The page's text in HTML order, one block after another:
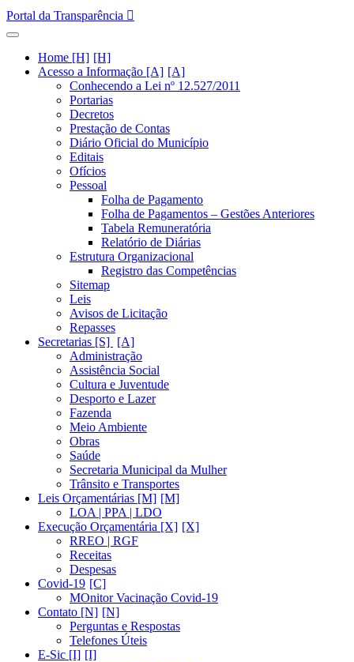
Portal da Transparência
Home [H]
Acesso a Informação [A]
Conhecendo a Lei nº 12.527/2011
Portarias
Decretos
Prestação de Contas
Diário Oficial do Município
Editais
Ofícios
Pessoal
Folha de Pagamento
Folha de Pagamentos – Gestões Anteriores
Tabela Remuneratória
Relatório de Diárias
Estrutura Organizacional
Registro das Competências
Sitemap
Leis
Avisos de Licitação
Repasses
Secretarias [S]
Administração
Assistência Social
Cultura e Juventude
Desporto e Lazer
Fazenda
Meio Ambiente
Obras
Saúde
Secretaria Municipal da Mulher
Trânsito e Transportes
Leis Orçamentárias [M]
LOA | PPA | LDO
Execução Orçamentária [X]
RREO | RGF
Receitas
Despesas
Covid-19
MOnitor Vacinação Covid-19
Contato [N]
Perguntas e Respostas
Telefones Úteis
E-Sic [I]